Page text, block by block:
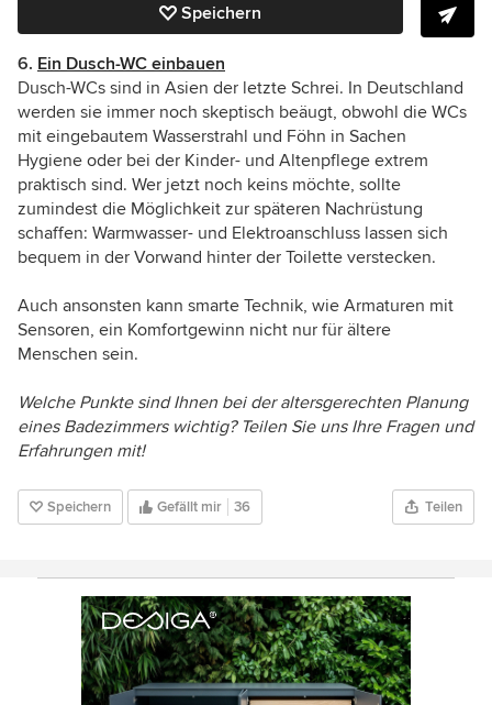
Speichern
6. Ein Dusch-WC einbauen
Dusch-WCs sind in Asien der letzte Schrei. In Deutschland
werden sie immer noch skeptisch beäugt, obwohl die WCs
mit eingebautem Wasserstrahl und Föhn in Sachen
Hygiene oder bei der Kinder- und Altenpflege extrem
praktisch sind. Wer jetzt noch keins möchte, sollte
zumindest die Möglichkeit zur späteren Nachrüstung
schaffen: Warmwasser- und Elektroanschluss lassen sich
bequem in der Vorwand hinter der Toilette verstecken.
Auch ansonsten kann smarte Technik, wie Armaturen mit
Sensoren, ein Komfortgewinn nicht nur für ältere
Menschen sein.
Welche Punkte sind Ihnen bei der altersgerechten Planung
eines Badezimmers wichtig? Teilen Sie uns Ihre Fragen und
Erfahrungen mit!
Speichern Gefällt mir 36 Teilen